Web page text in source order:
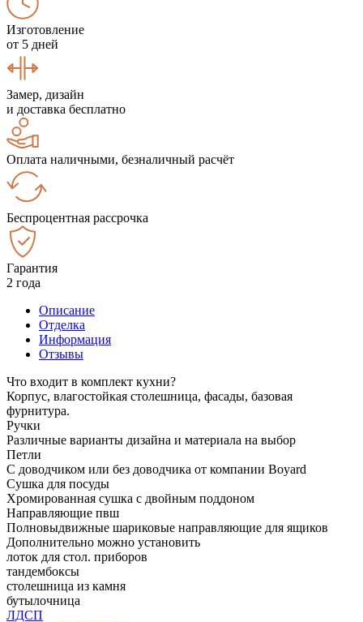
Изготовление
от 5 дней
Замер, дизайн
и доставка бесплатно
Оплата наличными, безналичный расчёт
Беспроцентная рассрочка
Гарантия
2 года
Описание
Отделка
Информация
Отзывы
Что входит в комплект кухни?
Корпус, влагостойкая столешница, фасады, базовая
фурнитура.
Ручки
Различные варианты дизайна и материала на выбор
Петли
С доводчиком или без доводчика от компании Boyard
Сушка для посуды
Хромированная сушка с двойным поддоном
Направляющие пвш
Полновыдвижные шариковые направляющие для ящиков
Дополнительно можно установить
лоток для стол. приборов
тандембоксы
столешница из камня
бутылочница
ЛДСП